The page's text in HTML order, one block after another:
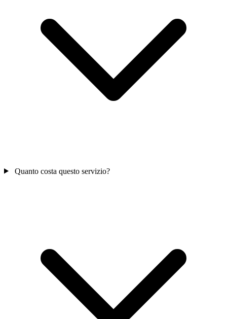
Quanto costa questo servizio?